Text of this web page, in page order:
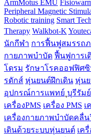
ArmMotus EMU
Peripheral Magnetic
Robotic training Smart
Therapy Walkbot-K
นักกีฬา การฟื้นฟูสมรรถ
กายภาพบำบัด ฟื้นฟูการเ
โดรม รักษาโรคออฟฟิศ
รดักส์ หุ่นยนต์ฝึกเดิน หุ่น
อุปกรณ์การแพทย์ บุรีรัม
เครื่องPMS เครื่อง PMS เ
เครื่องกายภาพบำบัดคลื่น
เดินด้วยระบบหุ่นยนต์ เค